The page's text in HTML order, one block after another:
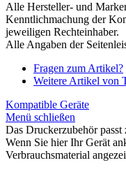
Alle Hersteller- und
Kenntlichmachung der
jeweiligen Rechteinhaber.
Alle Angaben der
Fragen zum Artikel?
Weitere Artikel von
Kompatible Geräte
Menü schließen
Das Druckerzubehör passt
Wenn Sie hier Ihr Gerät
Verbrauchsmaterial